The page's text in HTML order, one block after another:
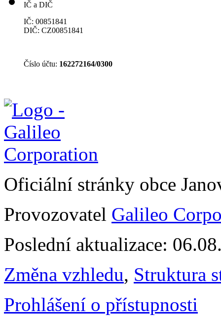
IČ a DIČ
IČ: 00851841
DIČ: CZ00851841
Číslo účtu: 162272164/0300
Oficiální stránky obce
Provozovatel Galileo
Poslední aktualizace:
Změna vzhledu, Struktura
Prohlášení o přístupnosti